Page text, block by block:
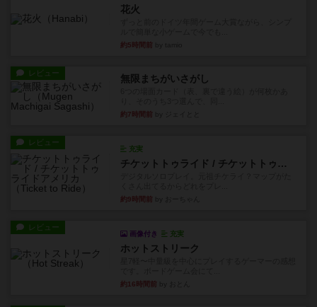
花火
約5時間前
レビュー 無限まちがいさがし
約7時間前
レビュー
充実
チケットトゥライド / チケットトゥライドアメリカ
約9時間前
レビュー
画像付き 充実
ホットストリーク
約16時間前